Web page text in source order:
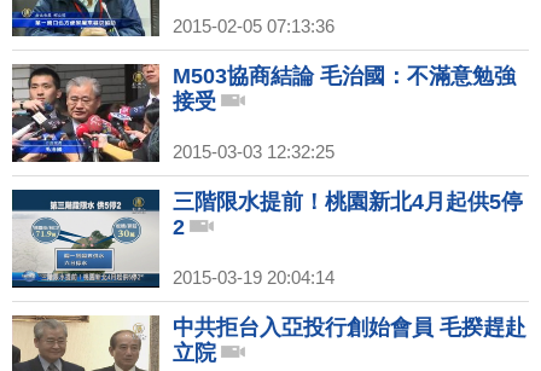
2015-02-05 07:13:36
M503協商結論 毛治國：不滿意勉強
接受
2015-03-03 12:32:25
三階限水提前！桃園新北4月起供5停
2
2015-03-19 20:04:14
中共拒台入亞投行創始會員 毛揆趕赴
立院